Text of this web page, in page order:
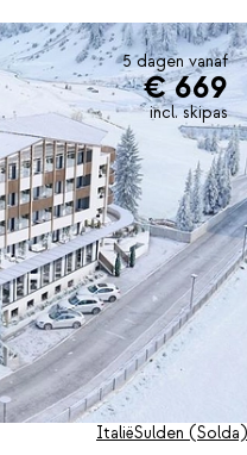
Het skigebied Solda heeft
prachtig geprepareerde
hebben bij hotel
leven.
5 dagen vanaf
€ 669
incl. skipas
ItaliëSulden (Solda)